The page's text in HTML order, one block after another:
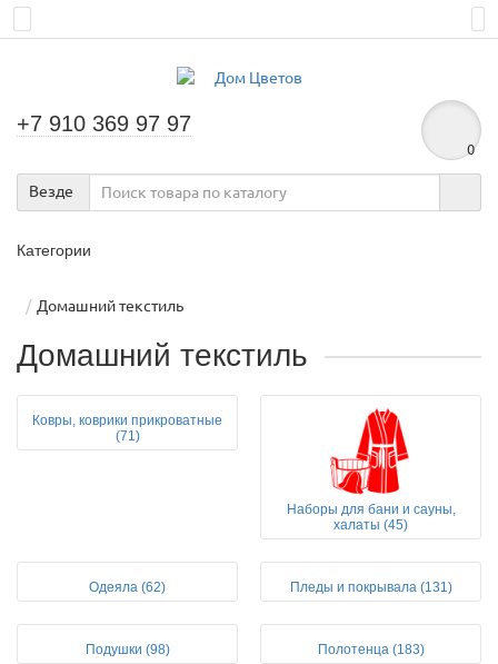
+7 910 369 97 97
0
Везде
Категории
Домашний текстиль
Домашний текстиль
Ковры, коврики прикроватные
(71)
Наборы для бани и сауны,
халаты (45)
Одеяла (62) Пледы и покрывала (131)
Подушки (98) Полотенца (183)